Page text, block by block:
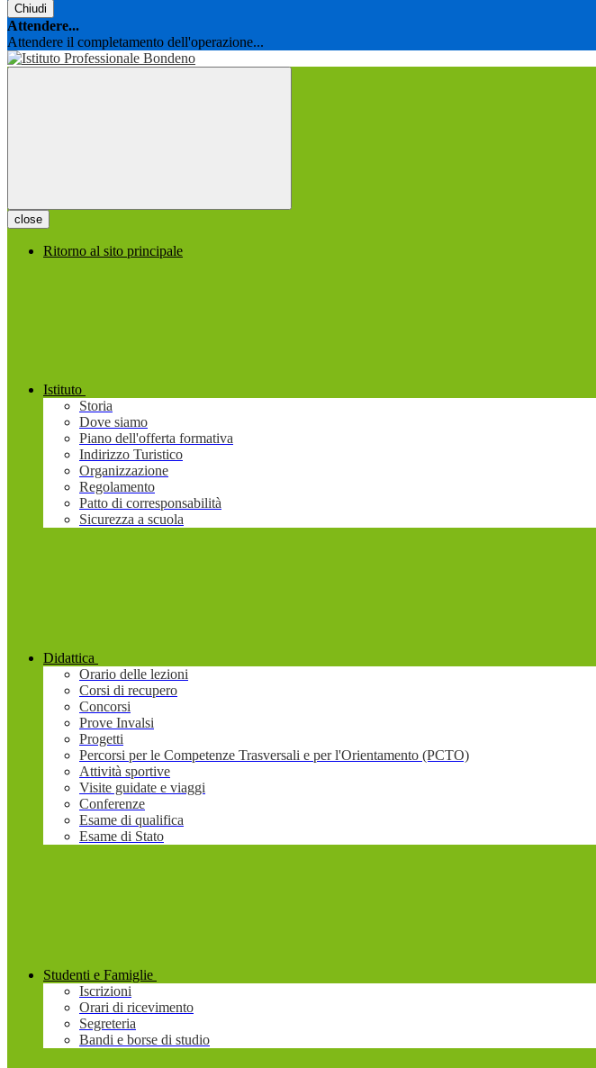
Chiudi
Attendere...
Attendere il completamento dell'operazione...
close
Ritorno al sito principale
Istituto
Storia
Dove siamo
Piano dell'offerta formativa
Indirizzo Turistico
Organizzazione
Regolamento
Patto di corresponsabilità
Sicurezza a scuola
Didattica
Orario delle lezioni
Corsi di recupero
Concorsi
Prove Invalsi
Progetti
Percorsi per le Competenze Trasversali e per l'Orientamento (PCTO)
Attività sportive
Visite guidate e viaggi
Conferenze
Esame di qualifica
Esame di Stato
Studenti e Famiglie
Iscrizioni
Orari di ricevimento
Segreteria
Bandi e borse di studio